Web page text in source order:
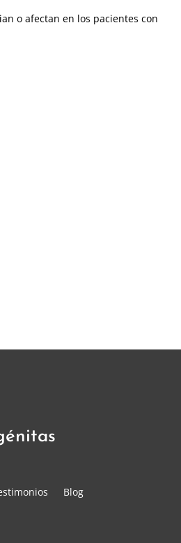
o afectan en los pacientes con
Blog